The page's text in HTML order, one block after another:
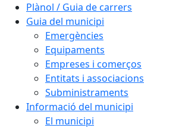
Plànol / Guia de carrers
Guia del municipi
Emergències
Equipaments
Empreses i comerços
Entitats i associacions
Subministraments
Informació del municipi
El municipi